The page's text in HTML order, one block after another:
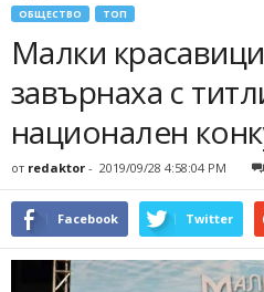
ОБЩЕСТВО ТОП
Малки
завърнаха с
национален
от redaktor - 2019/09/28 4:58:04 PM
Facebook Twitter